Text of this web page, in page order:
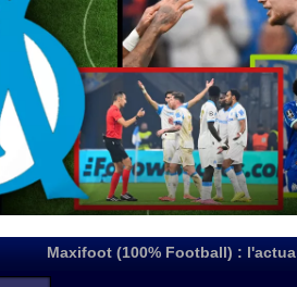
Maxifoot (100% Football) :